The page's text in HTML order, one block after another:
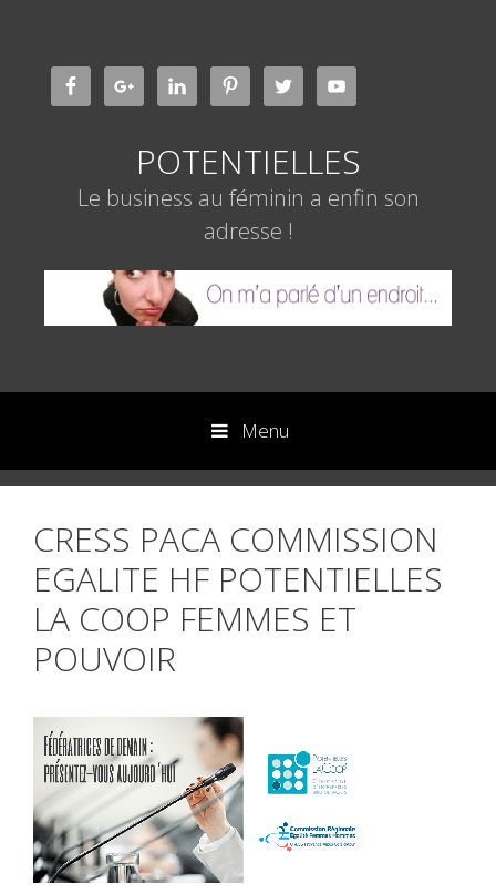
contenu
POTENTIELLES
Le business au féminin a enfin son
adresse !
Menu
CRESS PACA COMMISSION
EGALITE HF POTENTIELLES
LA COOP FEMMES ET
POUVOIR